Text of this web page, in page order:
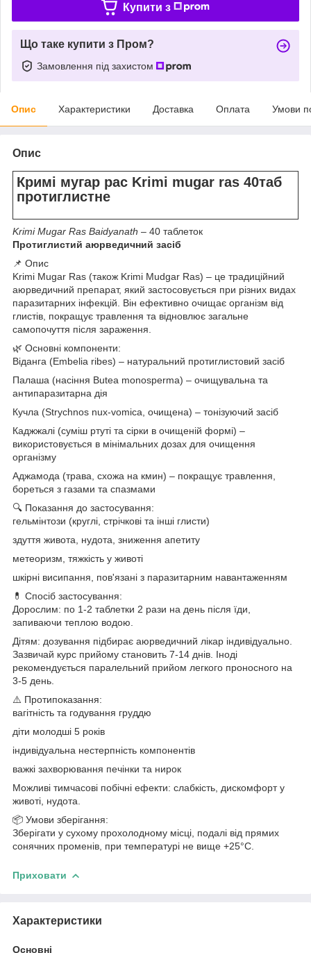
Купити з
Що таке купити з Пром?
Замовлення під захистом
Опис Характеристики Доставка Оплата Умови
Опис
Кримі мугар рас Krimi mugar ras 40таб
протиглистне
Krimi Mugar Ras Baidyanath – 40 таблеток
Протиглистий аюрведичний засіб
📌 Опис
Krimi Mugar Ras (також Krimi Mudgar Ras) – це традиційний
аюрведичний препарат, який застосовується при різних видах
паразитарних інфекцій. Він ефективно очищає організм від
глистів, покращує травлення та відновлює загальне
самопочуття після зараження.
🌿 Основні компоненти:
Віданга (Embelia ribes) – натуральний протиглистовий засіб
Палаша (насіння Butea monosperma) – очищувальна та
антипаразитарна дія
Кучла (Strychnos nux-vomica, очищена) – тонізуючий засіб
Каджжалі (суміш ртуті та сірки в очищеній формі) –
використовується в мінімальних дозах для очищення
організму
Аджамода (трава, схожа на кмин) – покращує травлення,
бореться з газами та спазмами
🔍 Показання до застосування:
гельмінтози (круглі, стрічкові та інші глисти)
здуття живота, нудота, зниження апетиту
метеоризм, тяжкість у животі
шкірні висипання, пов'язані з паразитарним навантаженням
💊 Спосіб застосування:
Дорослим: по 1-2 таблетки 2 рази на день після їди,
запиваючи теплою водою.
Дітям: дозування підбирає аюрведичний лікар індивідуально.
Зазвичай курс прийому становить 7-14 днів. Іноді
рекомендується паралельний прийом легкого проносного на
3-5 день.
⚠️ Протипоказання:
вагітність та годування груддю
діти молодші 5 років
індивідуальна нестерпність компонентів
важкі захворювання печінки та нирок
Можливі тимчасові побічні ефекти: слабкість, дискомфорт у
животі, нудота.
📦 Умови зберігання:
Зберігати у сухому прохолодному місці, подалі від прямих
сонячних променів, при температурі не вище +25°C.
Приховати
Характеристики
Основні